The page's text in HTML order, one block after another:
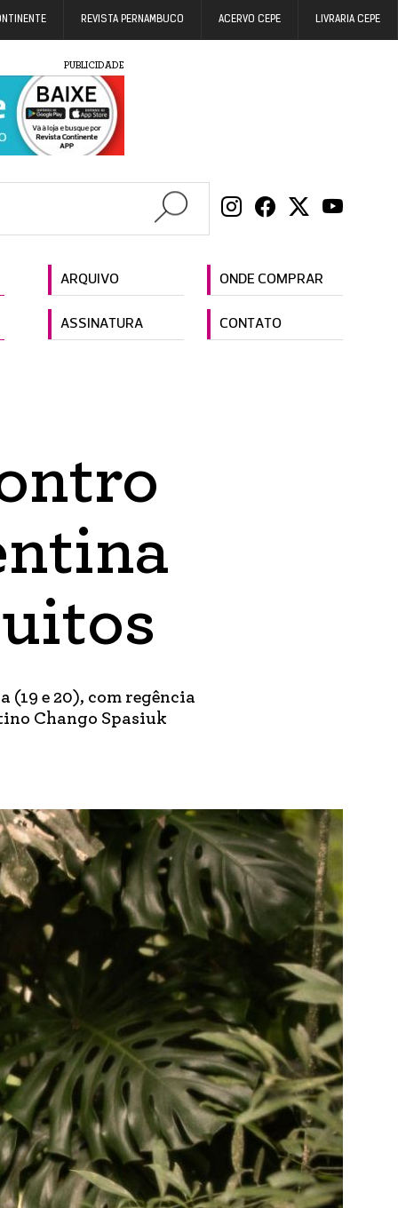
REVISTA PERNAMBUCO ACERVO CEPE LIVRARIA CEPE
PUBLICIDADE
ARQUIVO ONDE COMPRAR
ASSINATURA CONTATO
(19 e 20), com regência
Chango Spasiuk